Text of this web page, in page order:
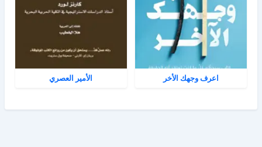
اعرف وجهك الأخر الأمير العصري